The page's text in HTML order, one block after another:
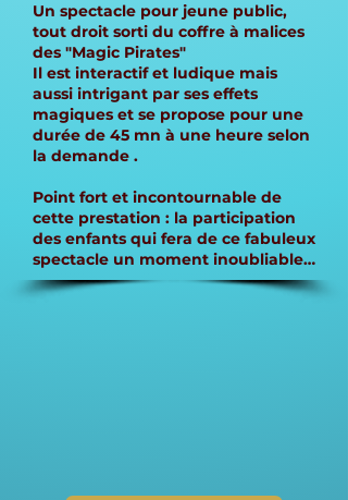
Un spectacle pour jeune public,
tout droit sorti du coffre à malices
des "Magic Pirates"
Il est interactif et ludique mais
aussi intrigant par ses effets
magiques et se propose pour une
durée de 45 mn à une heure selon
la demande .
Point fort et incontournable de
cette prestation : la participation
des enfants qui fera de ce fabuleux
spectacle un moment inoubliable…